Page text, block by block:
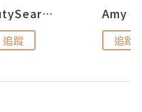
BeautySearch
追蹤
Amy
追蹤